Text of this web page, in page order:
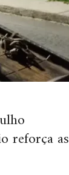
reforça as